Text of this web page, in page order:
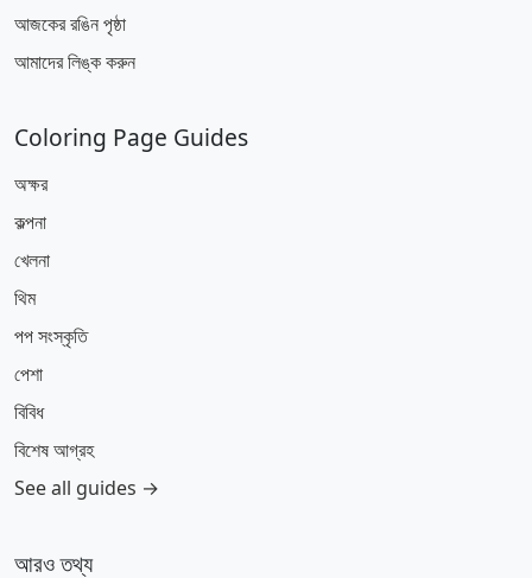
আজকের রঙিন পৃষ্ঠা
আমাদের লিঙ্ক করুন
Coloring Page Guides
অক্ষর
কল্পনা
খেলনা
থিম
পপ সংস্কৃতি
পেশা
বিবিধ
বিশেষ আগ্রহ
See all guides →
আরও তথ্য